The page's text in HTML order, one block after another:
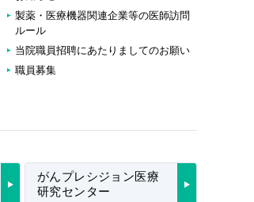
製薬・医療機器関連企業等の医師訪問
ルール
当院職員招聘にあたりましてのお願い
職員募集
がんプレシジョン医療
研究センター